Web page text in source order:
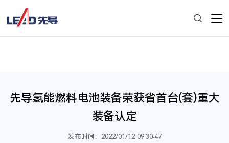
先导氢能燃料电池装备荣获省首台(套)重大
装备认定
发布时间：2022/01/12 09:30:47